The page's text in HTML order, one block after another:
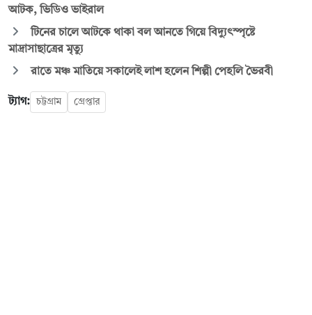
আটক, ভিডিও ভাইরাল
টিনের চালে আটকে থাকা বল আনতে গিয়ে বিদ্যুৎস্পৃষ্টে
মাদ্রাসাছাত্রের মৃত্যু
রাতে মঞ্চ মাতিয়ে সকালেই লাশ হলেন শিল্পী পেহলি ভৈরবী
ট্যাগ: চট্টগ্রাম গ্রেপ্তার